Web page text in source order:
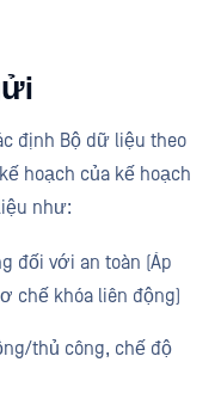
định Bộ dữ liệu theo
hoạch của kế hoạch
như:
đối với an toàn (Áp
chế khóa liên động)
thủ công, chế độ